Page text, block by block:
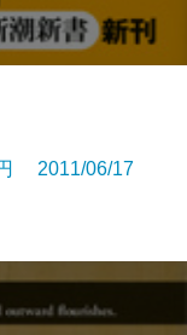
2011/06/17